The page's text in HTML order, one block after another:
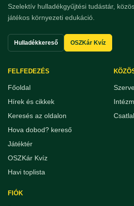
Szelektív hulladékgyűjtési tudástár,
játékos környezeti edukáció.
Hulladékkereső OSZKár Kvíz
FELFEDEZÉS
Főoldal
Hírek és cikkek
Keresés az oldalon
Hova dobod? kereső
Játéktér
OSZKár Kvíz
Havi toplista
FIÓK